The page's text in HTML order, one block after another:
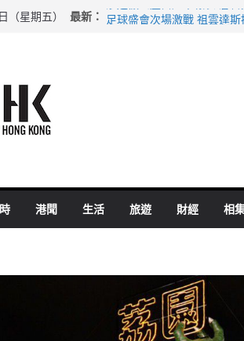
（星期五） 最新： 涉造假公屋富戶申報表 倉管
港聞 生活 旅遊 財經 相